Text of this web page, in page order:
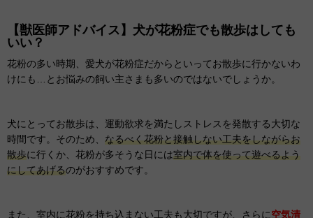
【獣医師アドバイス】犬が花粉症でも散歩はしても
いい？
花粉の多い時期、愛犬が花粉症だからといってお散歩に行かないわ
けにも…とお悩みの飼い主さまも多いのではないでしょうか。
犬にとってお散歩は、運動欲求を満たしストレスを発散する大切な
時間です。そのため、 なるべく花粉と接触しない工夫をしながらお
散歩に行くか、花粉が多そうな日には室内で体を使って遊べるよう
にしてあげるのがおすすめです。
また、室内に花粉を持ち込まない工夫も大切ですが、さらに空気清